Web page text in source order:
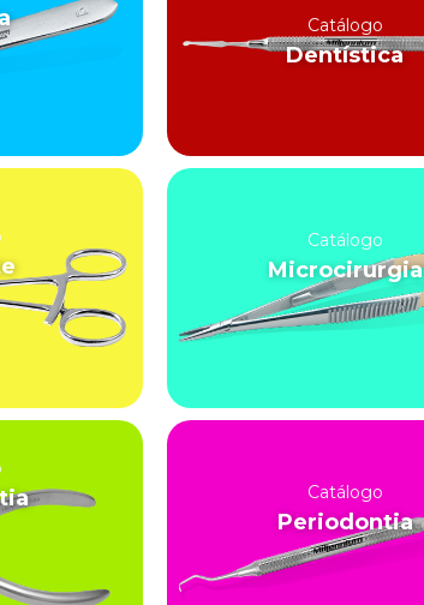
Catálogo
Dentística
Catálogo
Microcirurgia
Catálogo
Periodontia